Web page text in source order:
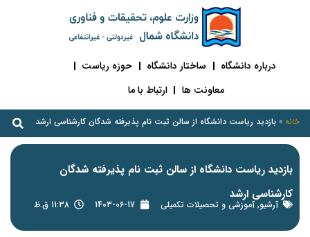
درباره دانشگاه ساختار دانشگاه
حوزه ریاست
معاونت ها
ارتباط با ما
خانه »بازدید ریاست دانشگاه از سالن ثبت نام پذیرفته شدگان کارشناسی ارشد
بازدید ریاست دانشگاه از سالن ثبت نام پذیرفته شدگان
کارشناسی ارشد
آرشیو, آموزشی و تحصیلات تکمیلی 1403-06-17 11:38 ق.ظ